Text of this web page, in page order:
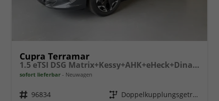
Cupra Terramar
1.5 eTSI DSG Matrix+Kessy+AHK+eHeck+Dinamica+CarPlay+eHeck+GV5
sofort lieferbar Neuwagen
Fahrzeugnr. 96834 Getriebe
Doppelkupplungsgetriebe (DSG)